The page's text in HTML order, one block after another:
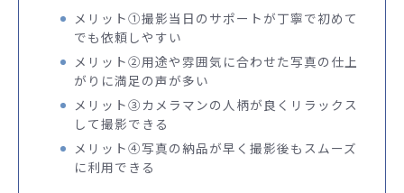
メリット①撮影当日のサポートが丁寧で初めて
でも依頼しやすい
メリット②用途や雰囲気に合わせた写真の仕上
がりに満足の声が多い
メリット③カメラマンの人柄が良くリラックス
して撮影できる
メリット④写真の納品が早く撮影後もスムーズ
に利用できる